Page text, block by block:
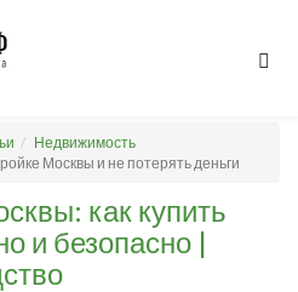
Недвижимость
Москвы и не потерять деньги
как купить
и безопасно |